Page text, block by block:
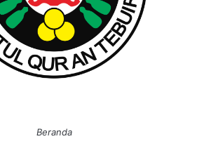
Beranda